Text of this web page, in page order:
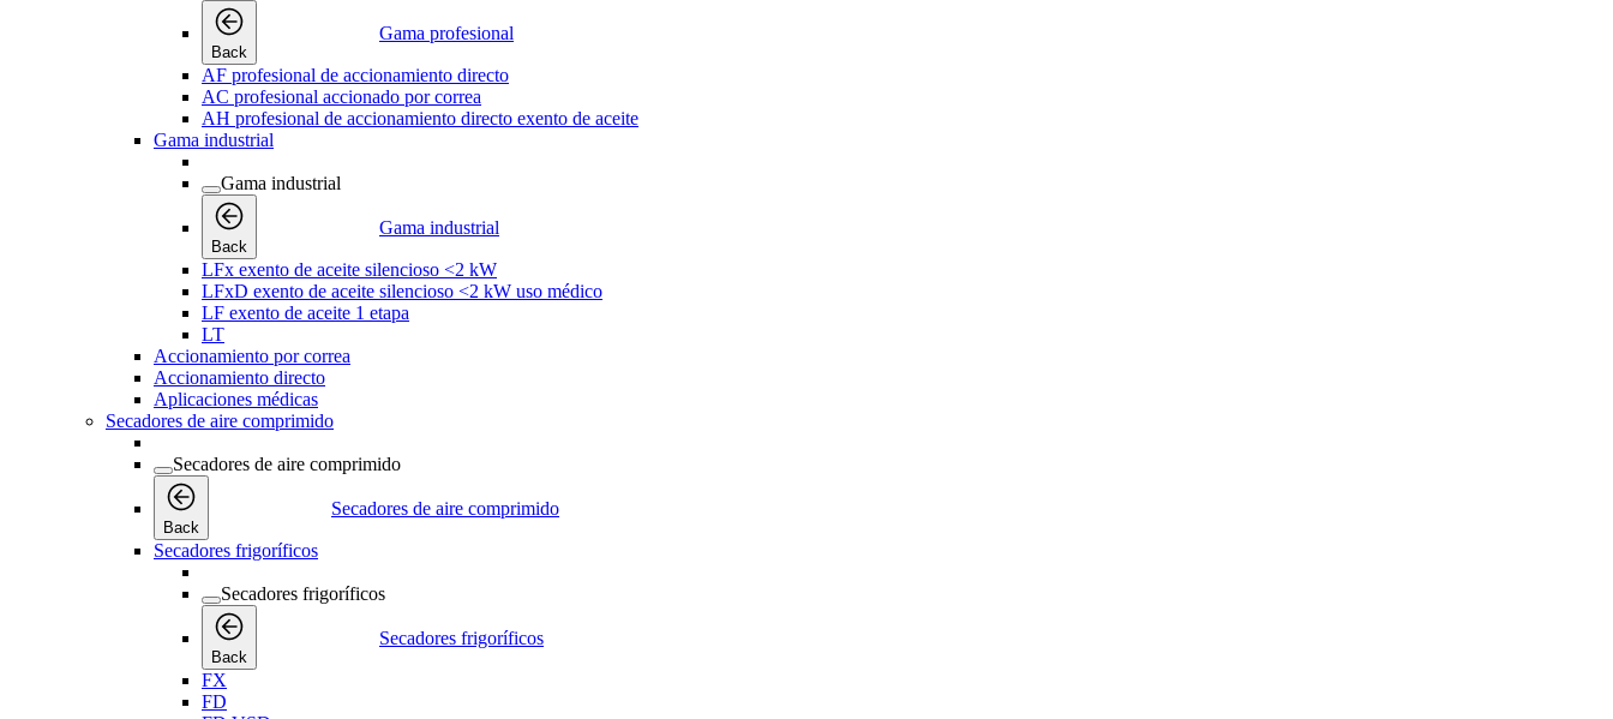
Back
Gama profesional
AF profesional de accionamiento directo
AC profesional accionado por correa
AH profesional de accionamiento directo exento de aceite
Gama industrial
Gama industrial
Back
Gama industrial
LFx exento de aceite silencioso <2 kW
LFxD exento de aceite silencioso <2 kW uso médico
LF exento de aceite 1 etapa
LT
Accionamiento por correa
Accionamiento directo
Aplicaciones médicas
Secadores de aire comprimido
Secadores de aire comprimido
Back
Secadores de aire comprimido
Secadores frigoríficos
Secadores frigoríficos
Back
Secadores frigoríficos
FX
FD